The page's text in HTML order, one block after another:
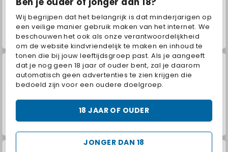
Wij begrijpen dat het belangrijk is dat minderjarigen op
een veilige manier gebruik maken van het internet. We
beschouwen het ook als onze verantwoordelijkheid
om de website kindvriendelijk te maken en inhoud te
tonen die bij jouw leeftijdsgroep past. Als je aangeeft
dat je nog geen 18 jaar of ouder bent, zal je daarom
automatisch geen advertenties te zien krijgen die
bedoeld zijn voor een oudere doelgroep.
JONGER DAN 18
18 JAAR OF OUDER
Hidden Object: Street of Secrets VegaMix Da Vinci Puzzles